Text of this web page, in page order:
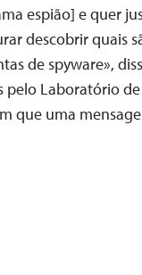
espião] e quer
descobrir quais
de spyware»,
Laboratório
que uma